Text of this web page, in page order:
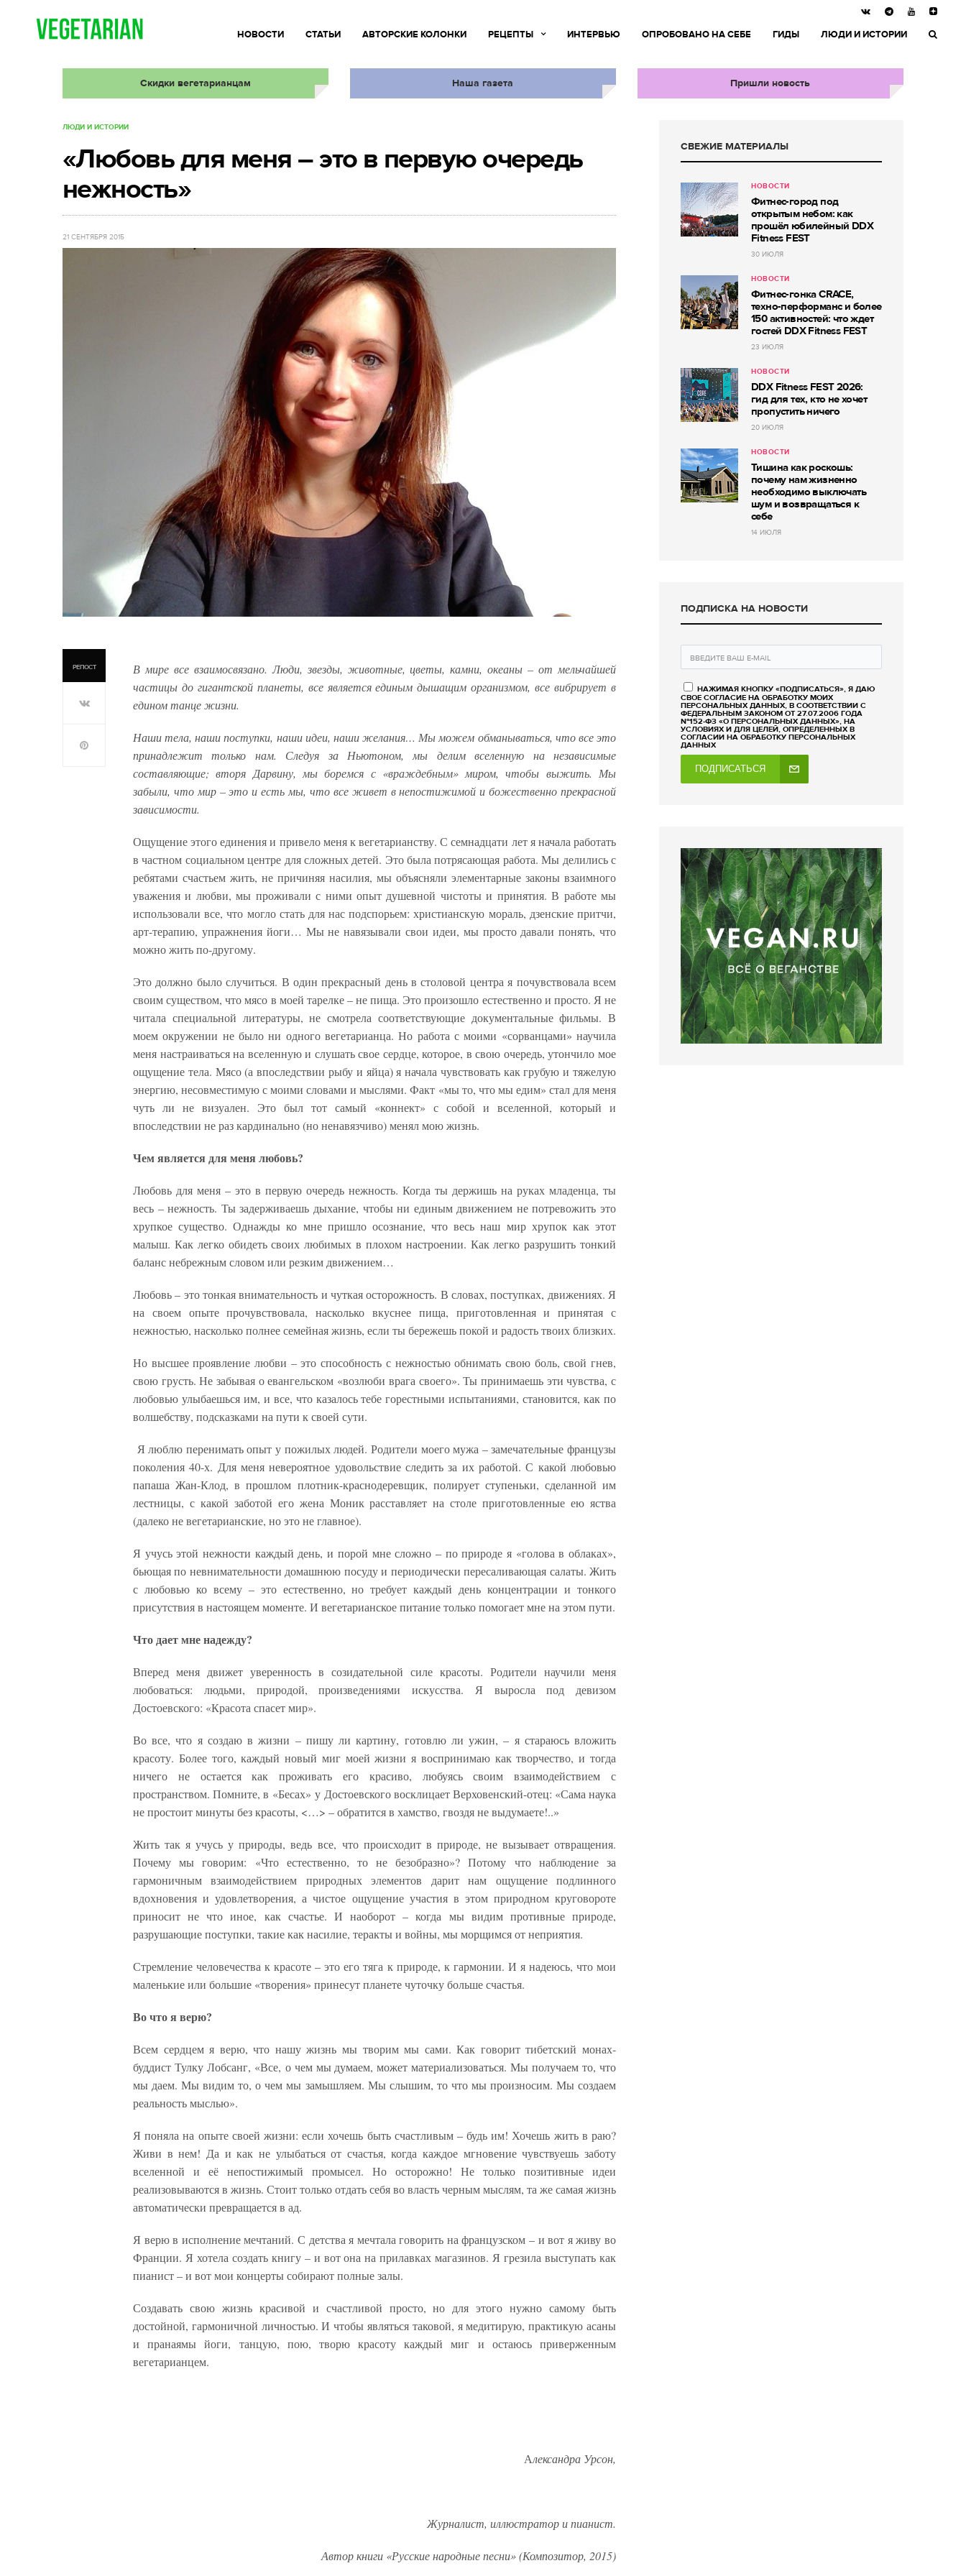
НОВОСТИ СТАТЬИ АВТОРСКИЕ КОЛОНКИ РЕЦЕПТЫ ИНТЕРВЬЮ ОПРОБОВАНО НА СЕБЕ ГИДЫ ЛЮДИ И ИСТОРИИ
Скидки вегетарианцам Наша газета Пришли новость
ЛЮДИ И ИСТОРИИ
«Любовь для меня – это в первую очередь
нежность»
21 СЕНТЯБРЯ 2015
РЕПОСТ
В мире все взаимосвязано. Люди, звезды, животные, цветы, камни, океаны – от мельчайшей
частицы до гигантской планеты, все является единым дышащим организмом, все вибрирует в
едином танце жизни.
Наши тела, наши поступки, наши идеи, наши желания… Мы можем обманываться, что все это
принадлежит только нам. Следуя за Ньютоном, мы делим вселенную на независимые
составляющие; вторя Дарвину, мы боремся с «враждебным» миром, чтобы выжить. Мы
забыли, что мир – это и есть мы, что все живет в непостижимой и божественно прекрасной
зависимости.
Ощущение этого единения и привело меня к вегетарианству. С семнадцати лет я начала работать
в частном социальном центре для сложных детей. Это была потрясающая работа. Мы делились с
ребятами счастьем жить, не причиняя насилия, мы объясняли элементарные законы взаимного
уважения и любви, мы проживали с ними опыт душевной чистоты и принятия. В работе мы
использовали все, что могло стать для нас подспорьем: христианскую мораль, дзенские притчи,
арт-терапию, упражнения йоги… Мы не навязывали свои идеи, мы просто давали понять, что
можно жить по-другому.
Это должно было случиться. В один прекрасный день в столовой центра я почувствовала всем
своим существом, что мясо в моей тарелке – не пища. Это произошло естественно и просто. Я не
читала специальной литературы, не смотрела соответствующие документальные фильмы. В
моем окружении не было ни одного вегетарианца. Но работа с моими «сорванцами» научила
меня настраиваться на вселенную и слушать свое сердце, которое, в свою очередь, утончило мое
ощущение тела. Мясо (а впоследствии рыбу и яйца) я начала чувствовать как грубую и тяжелую
энергию, несовместимую с моими словами и мыслями. Факт «мы то, что мы едим» стал для меня
чуть ли не визуален. Это был тот самый «коннект» с собой и вселенной, который и
впоследствии не раз кардинально (но ненавязчиво) менял мою жизнь.
Чем является для меня любовь?
Любовь для меня – это в первую очередь нежность. Когда ты держишь на руках младенца, ты
весь – нежность. Ты задерживаешь дыхание, чтобы ни единым движением не потревожить это
хрупкое существо. Однажды ко мне пришло осознание, что весь наш мир хрупок как этот
малыш. Как легко обидеть своих любимых в плохом настроении. Как легко разрушить тонкий
баланс небрежным словом или резким движением…
Любовь – это тонкая внимательность и чуткая осторожность. В словах, поступках, движениях. Я
на своем опыте прочувствовала, насколько вкуснее пища, приготовленная и принятая с
нежностью, насколько полнее семейная жизнь, если ты бережешь покой и радость твоих близких.
Но высшее проявление любви – это способность с нежностью обнимать свою боль, свой гнев,
свою грусть. Не забывая о евангельском «возлюби врага своего». Ты принимаешь эти чувства, с
любовью улыбаешься им, и все, что казалось тебе горестными испытаниями, становится, как по
волшебству, подсказками на пути к своей сути.
Я люблю перенимать опыт у пожилых людей. Родители моего мужа – замечательные французы
поколения 40-х. Для меня невероятное удовольствие следить за их работой. С какой любовью
папаша Жан-Клод, в прошлом плотник-краснодеревщик, полирует ступеньки, сделанной им
лестницы, с какой заботой его жена Моник расставляет на столе приготовленные ею яства
(далеко не вегетарианские, но это не главное).
Я учусь этой нежности каждый день, и порой мне сложно – по природе я «голова в облаках»,
бьющая по невнимательности домашнюю посуду и периодически пересаливающая салаты. Жить
с любовью ко всему – это естественно, но требует каждый день концентрации и тонкого
присутствия в настоящем моменте. И вегетарианское питание только помогает мне на этом пути.
Что дает мне надежду?
Вперед меня движет уверенность в созидательной силе красоты. Родители научили меня
любоваться: людьми, природой, произведениями искусства. Я выросла под девизом
Достоевского: «Красота спасет мир».
Во все, что я создаю в жизни – пишу ли картину, готовлю ли ужин, – я стараюсь вложить
красоту. Более того, каждый новый миг моей жизни я воспринимаю как творчество, и тогда
ничего не остается как проживать его красиво, любуясь своим взаимодействием с
пространством. Помните, в «Бесах» у Достоевского восклицает Верховенский-отец: «Сама наука
не простоит минуты без красоты, <…> – обратится в хамство, гвоздя не выдумаете!..»
Жить так я учусь у природы, ведь все, что происходит в природе, не вызывает отвращения.
Почему мы говорим: «Что естественно, то не безобразно»? Потому что наблюдение за
гармоничным взаимодействием природных элементов дарит нам ощущение подлинного
вдохновения и удовлетворения, а чистое ощущение участия в этом природном круговороте
приносит не что иное, как счастье. И наоборот – когда мы видим противные природе,
разрушающие поступки, такие как насилие, теракты и войны, мы морщимся от неприятия.
Стремление человечества к красоте – это его тяга к природе, к гармонии. И я надеюсь, что мои
маленькие или большие «творения» принесут планете чуточку больше счастья.
Во что я верю?
Всем сердцем я верю, что нашу жизнь мы творим мы сами. Как говорит тибетский монах-
буддист Тулку Лобсанг, «Все, о чем мы думаем, может материализоваться. Мы получаем то, что
мы даем. Мы видим то, о чем мы замышляем. Мы слышим, то что мы произносим. Мы создаем
реальность мыслью».
Я поняла на опыте своей жизни: если хочешь быть счастливым – будь им! Хочешь жить в раю?
Живи в нем! Да и как не улыбаться от счастья, когда каждое мгновение чувствуешь заботу
вселенной и её непостижимый промысел. Но осторожно! Не только позитивные идеи
реализовываются в жизнь. Стоит только отдать себя во власть черным мыслям, та же самая жизнь
автоматически превращается в ад.
Я верю в исполнение мечтаний. С детства я мечтала говорить на французском – и вот я живу во
Франции. Я хотела создать книгу – и вот она на прилавках магазинов. Я грезила выступать как
пианист – и вот мои концерты собирают полные залы.
Создавать свою жизнь красивой и счастливой просто, но для этого нужно самому быть
достойной, гармоничной личностью. И чтобы являться таковой, я медитирую, практикую асаны
и пранаямы йоги, танцую, пою, творю красоту каждый миг и остаюсь приверженным
вегетарианцем.
Александра Урсон,
Журналист, иллюстратор и пианист.
Автор книги «Русские народные песни» (Композитор, 2015)
СВЕЖИЕ МАТЕРИАЛЫ
НОВОСТИ
Фитнес-город под
открытым небом: как
прошёл юбилейный DDX
Fitness FEST
30 ИЮЛЯ
НОВОСТИ
Фитнес-гонка CRACE,
техно-перформанс и более
150 активностей: что ждет
гостей DDX Fitness FEST
23 ИЮЛЯ
НОВОСТИ
DDX Fitness FEST 2026:
гид для тех, кто не хочет
пропустить ничего
20 ИЮЛЯ
НОВОСТИ
Тишина как роскошь:
почему нам жизненно
необходимо выключать
шум и возвращаться к
себе
14 ИЮЛЯ
ПОДПИСКА НА НОВОСТИ
НАЖИМАЯ КНОПКУ «ПОДПИСАТЬСЯ», Я ДАЮ
СВОЕ СОГЛАСИЕ НА ОБРАБОТКУ МОИХ
ПЕРСОНАЛЬНЫХ ДАННЫХ, В СООТВЕТСТВИИ С
ФЕДЕРАЛЬНЫМ ЗАКОНОМ ОТ 27.07.2006 ГОДА
№152-ФЗ «О ПЕРСОНАЛЬНЫХ ДАННЫХ», НА
УСЛОВИЯХ И ДЛЯ ЦЕЛЕЙ, ОПРЕДЕЛЕННЫХ В
СОГЛАСИИ НА ОБРАБОТКУ ПЕРСОНАЛЬНЫХ
ДАННЫХ
ПОДПИСАТЬСЯ